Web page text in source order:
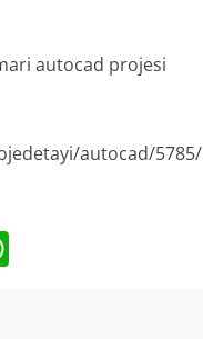
autocad projesi
autocad/5785/